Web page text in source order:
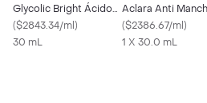
Glycolic Bright Ácido
Glicólico Niacinamida
($2843.34/ml)
30 mL
Aclara Anti
Sérum Vitamina C
($2386.67/ml)
1 X 30.0 mL